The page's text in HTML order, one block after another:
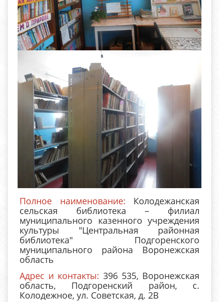
Полное наименование: Колодежанская
сельская библиотека – филиал
муниципального казенного учреждения
культуры "Центральная районная
библиотека" Подгоренского
муниципального района Воронежская
область
Адрес и контакты: 396 535, Воронежская
область, Подгоренский район, с.
Колодежное, ул. Советская, д. 2В